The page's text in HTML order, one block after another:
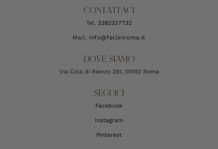
CONTATTACI
Tel. 3382327732
Mail. Info@felliniroma.it
DOVE SIAMO
Via Cola di Rienzo 281, 00192 Roma
SEGUICI
Facebook
Instagram
Pinterest